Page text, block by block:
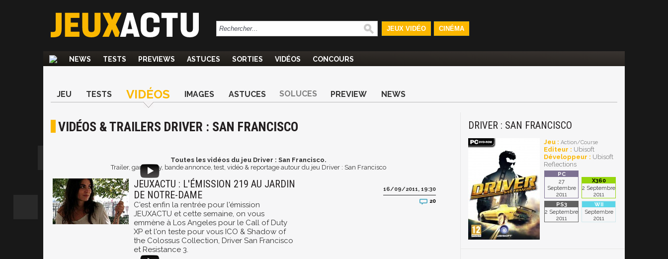
JEUX VIDÉO CINÉMA
NEWS TESTS PREVIEWS ASTUCES SORTIES VIDÉOS CONCOURS
JEU TESTS VIDÉOS IMAGES ASTUCES SOLUCES PREVIEW NEWS
VIDÉOS & TRAILERS DRIVER : SAN FRANCISCO
Toutes les vidéos du jeu Driver : San Francisco.
Trailer, gameplay, bande annonce, test, vidéo & reportage autour du jeu Driver : San Francisco
JEUXACTU : L'ÉMISSION 219 AU JARDIN
DE NOTRE-DAME
C'est enfin la rentrée pour l'émission
JEUXACTU et cette semaine, on vous
emmène à Los Angeles pour le Call of Duty
XP et l'on teste pour vous ICO & Shadow of
the Colossus Collection, Driver San Francisco
et Resistance 3.
16/09/2011, 19:30
20
DRIVER : SAN FRANCISCO
Jeu : Action/Course
Editeur : Ubisoft
Développeur : Ubisoft
Reflections
27
Septembre
2011
2 Septembre
2011
2 Septembre
2011
Septembre
2011